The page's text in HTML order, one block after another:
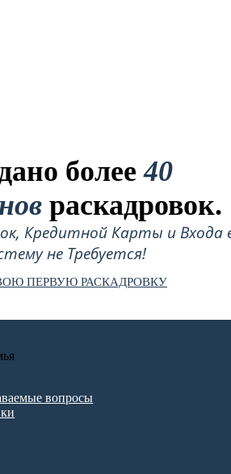
более40
раскадровок.
Кредитной Карты и Входа
не Требуется!
ПЕРВУЮ РАСКАДРОВКУ
вопросы